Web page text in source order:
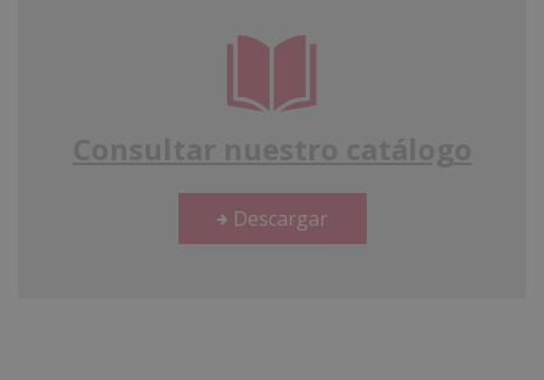
Descargar